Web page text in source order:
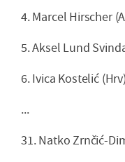
4. Marcel Hirscher
5. Aksel Lund
6. Ivica Kostelić
...
31. Natko Zrnčić-